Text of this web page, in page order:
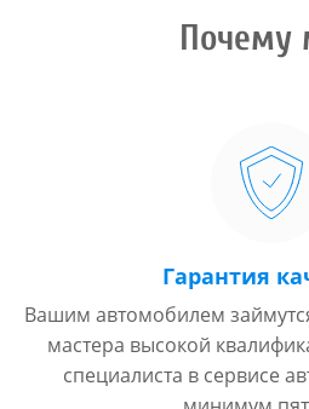
Почему
Гарантия
Вашим автомобилем
мастера высокой
специалиста в сервисе